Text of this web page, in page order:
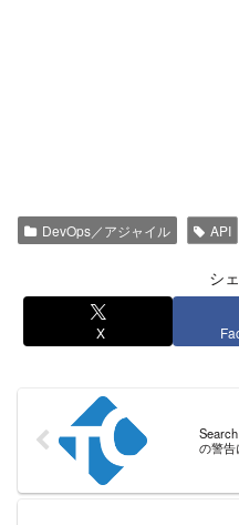
DevOps／アジャイル API
シ
X
の警告